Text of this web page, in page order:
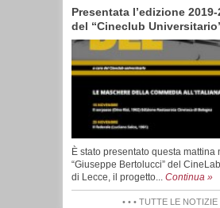
Presentata l’edizione 2019-
del “Cineclub
È stato presentato questa mattina
“Giuseppe Bertolucci” del
di Lecce, il progetto... Continua »
• • • TUTTE LE NOTIZIE